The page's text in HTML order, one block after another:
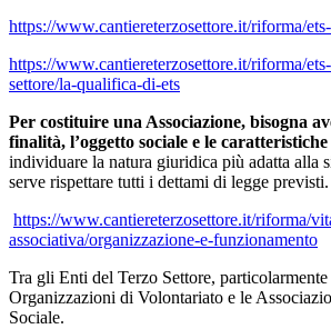
https://www.cantiereterzosettore.it/riforma/
https://www.cantiereterzosettore.it/riforma/
settore/la-qualifica-di-ets
Per costituire una Associazione, bisogna
finalità, l’oggetto sociale e le
individuare la natura giuridica più adatta alla
serve rispettare tutti i dettami di legge previsti.
https://www.cantiereterzosettore.it/riforma/
associativa/organizzazione-e-funzionamento
Tra gli Enti del Terzo Settore,
Organizzazioni di Volontariato e le
Sociale.